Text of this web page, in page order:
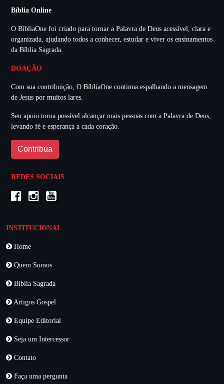
Bíblia Online
O BíbliaOne foi criado para tornar a Palavra de Deus acessível, clara e
organizada, ajudando todos a conhecer, estudar e viver os ensinamentos
da Bíblia Sagrada.
DOAÇÃO
Com sua contribuição, O BíbliaOne continua espalhando a mensagem
de Jesus por muitos lares.
Seu apoio torna possível alcançar mais pessoas com a Palavra de Deus,
levando fé e esperança a cada coração.
Contribua
REDES SOCIAIS
INSTITUCIONAL
Home
Quem Somos
Bíblia Sagrada
Artigos Gospel
Equipe Editorial
Seja um Intercessor
Contato
Faça uma pergunta